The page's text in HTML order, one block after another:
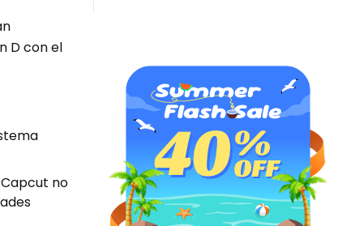
D con el
no